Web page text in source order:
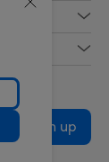
Sign up